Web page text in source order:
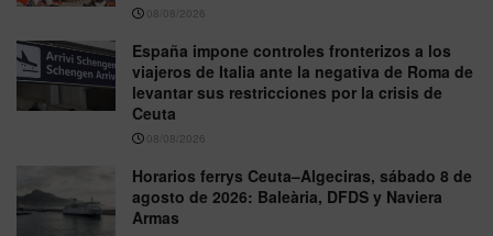
08/08/2026
España impone controles fronterizos a los
viajeros de Italia ante la negativa de Roma de
levantar sus restricciones por la crisis de
Ceuta
08/08/2026
Horarios ferrys Ceuta–Algeciras, sábado 8 de
agosto de 2026: Baleària, DFDS y Naviera
Armas